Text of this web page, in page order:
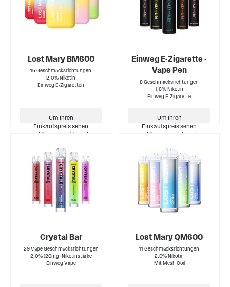
Lost Mary BM600
15 Geschmacksrichtungen
2,0% Nikotin
Einweg E-Zigaretten
Um Ihren
Einkaufspreis sehen
zu können, melden Sie
Einweg E-Zigarette -
Vape Pen
8 Geschmacksrichtungen
1,6% Nikotin
Einweg E-Zigarette
Um Ihren
Einkaufspreis sehen
zu können, melden Sie
Crystal Bar
29 Vape Geschmacksrichtungen
2,0% (20mg) Nikotinstärke
Einweg Vape
Lost Mary QM600
11 Geschmacksrichtungen
2.0% Nikotin
Mit Mesh Coil